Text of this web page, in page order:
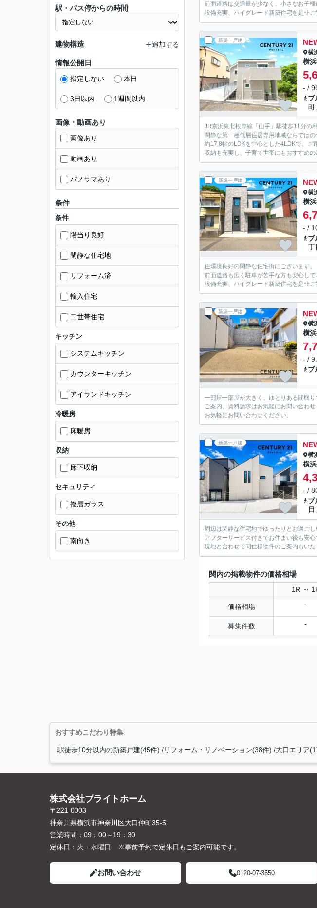
前面道路は交通量が少なく、小さなお子様
設備充実、ハイグレード新築住宅を是非ご
新築一戸建
横
横
- /
ブ
町
JR京浜東北根岸線「山手」駅徒歩11分の利
閑静な第一種低層住居専用地域ならではの
約17.8帖のLDKを中心とした4LDKで、ご
収納も充実し、子育て世帯にもおすすめの
新築一戸建
横
横
- /
ブ
丁
住環境良好の閑静な住宅街にございます。
前面道路も広く駐車が苦手な方も安心して
設備充実、ハイグレード新築住宅を是非ご
新築一戸建
横
横
- /
ブ
一部屋一部屋が大きく、ゆとりある間取り
ご案内、資料請求はお気軽にお問い合わせ
お気軽にお問い合わせください。
新築一戸建
横
横
- /
ブ
周辺は閑静な住宅地でゆったりとお過ごし
アフターサービス付きでお住まい後も安心
現地と合わせて同仕様物件のご案内もいた
関内の掲載物件の価格相場
1R ～
価格相場 -
募集件数 -
駅・バス停からの時間
建物構造 追加する
情報公開日
指定しない 本日
3日以内 1週間以内
画像・動画あり
画像あり
動画あり
パノラマあり
条件
条件
陽当り良好
閑静な住宅地
リフォーム済
輸入住宅
二世帯住宅
キッチン
システムキッチン
カウンターキッチン
アイランドキッチン
冷暖房
床暖房
収納
床下収納
セキュリティ
複層ガラス
その他
南向き
おすすめこだわり特集
駅徒歩10分以内の新築戸建(45件) リフォーム・リノベーション(38件) 大口エリア
株式会社ブライトホーム
〒221-0003
神奈川県横浜市神奈川区大口仲町35-5
営業時間： 09：00～19：30
定休日： 火・水曜日 ※事前予約で定休日もご案内可能です。
お問い合わせ 0120-07-3550